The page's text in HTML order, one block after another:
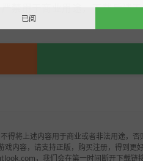
禁用于商业用途，下载后请
得将上述内容用于商业或者非法用途，
内容，请支持正版，购买注册，得到更
，我们会在第一时间断开下载链
已阅